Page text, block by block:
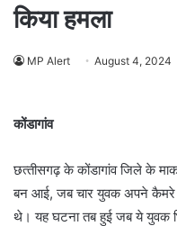
किया हमला
MP Alert August 4, 2024
कोंडागांव
छत्‍तीसगढ़ के कोंडागांव जिले के
बन आई, जब चार युवक अपने
थे। यह घटना तब हुई जब ये युवक